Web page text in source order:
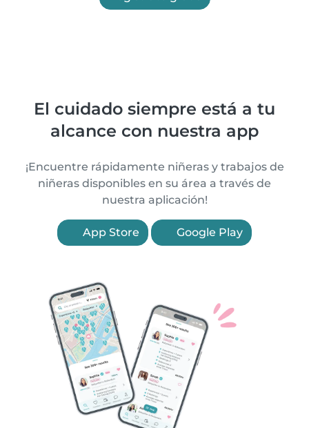
El cuidado siempre está a tu
alcance con nuestra app
¡Encuentre rápidamente niñeras y trabajos de
niñeras disponibles en su área a través de
nuestra aplicación!
App Store Google Play